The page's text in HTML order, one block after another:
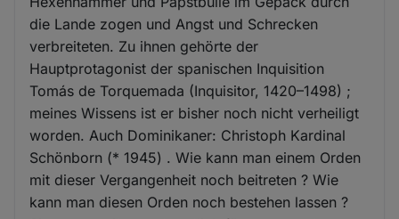
die Lande zogen und Angst und Schrecken
verbreiteten. Zu ihnen gehörte der
Hauptprotagonist der spanischen Inquisition
Tomás de Torquemada (Inquisitor, 1420–1498) ;
meines Wissens ist er bisher noch nicht verheiligt
worden. Auch Dominikaner: Christoph Kardinal
Schönborn (* 1945) . Wie kann man einem Orden
mit dieser Vergangenheit noch beitreten ? Wie
kann man diesen Orden noch bestehen lassen ?